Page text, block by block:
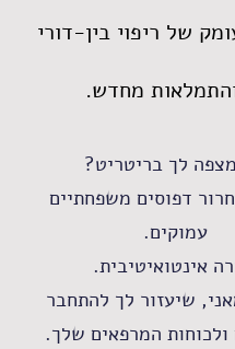
של ריפוי בין-דורי
מחדש.
לך בריטריט?
דפוסים משפחתיים
עמוקים.
אינטואיטיבית.
שיעזור לך להתחבר
המרפאים שלך.